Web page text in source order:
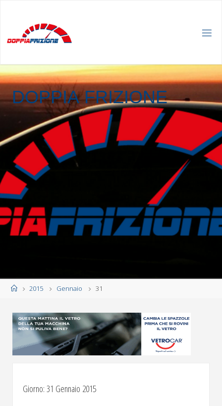
DOPPIA FRIZIONE
Home2015 Gennaio 31
Giorno: 31 Gennaio 2015